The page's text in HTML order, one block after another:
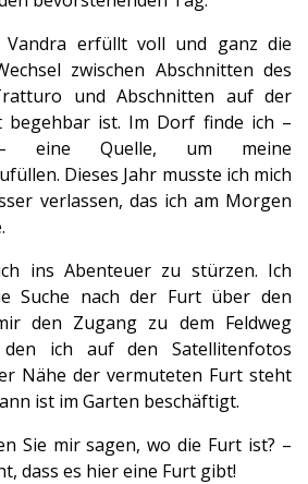
erfüllt voll und ganz die
zwischen Abschnitten des
und Abschnitten auf der
begehbar ist. Im Dorf finde ich –
– eine Quelle, um meine
Dieses Jahr musste ich mich
verlassen, das ich am Morgen
ins Abenteuer zu stürzen. Ich
Suche nach der Furt über den
den Zugang zu dem Feldweg
ich auf den Satellitenfotos
Nähe der vermuteten Furt steht
ist im Garten beschäftigt.
Sie mir sagen, wo die Furt ist? –
dass es hier eine Furt gibt!